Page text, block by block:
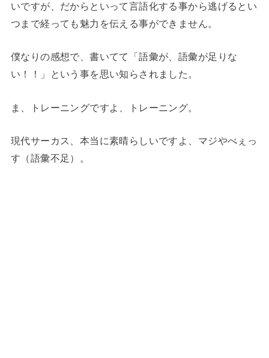
いですが、だからといって言語化する事から逃げるとい
つまで経っても魅力を伝える事ができません。
僕なりの感想で、書いてて「語彙が、語彙が足りな
い！！」という事を思い知らされました。
ま、トレーニングですよ、トレーニング。
現代サーカス、本当に素晴らしいですよ、マジやべぇっ
す（語彙不足）。